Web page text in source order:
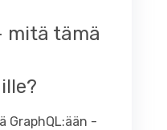
mitä tämä
GraphQL:ään -